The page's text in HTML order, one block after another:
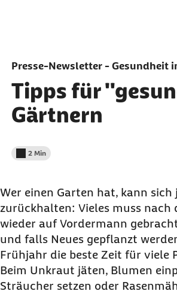
Presse-Newsletter - Gesundheit
Tipps für
Gärtnern
Lesedauer weniger als
2 Min
Wer einen Garten hat, kann sich
zurückhalten: Vieles muss nach
wieder auf Vordermann
und falls Neues gepflanzt
Frühjahr die beste Zeit für viele
Beim Unkraut jäten, Blumen
Sträucher setzen oder